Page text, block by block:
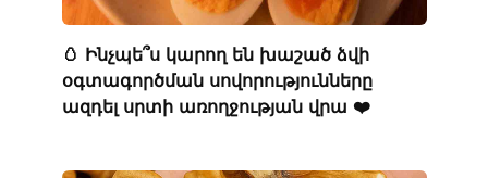
🥚 Ինչպե՞ս կարող են խաշած ձվի
օգտագործման սովորությունները
ազդել սրտի առողջության վրա ❤️